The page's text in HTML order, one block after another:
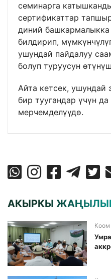
семинарга
сертификаттар
диний
билдирип,
ушундай пайдалуу
болуп туруусун
Айта кетсек, ушундай
бир туугандар үчүн
мерчемделүүдө.
АКЫРКЫ
Коом